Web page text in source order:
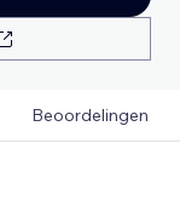
Beoordelingen